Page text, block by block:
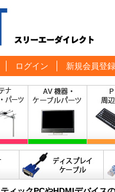
ログイン 新規会員登録